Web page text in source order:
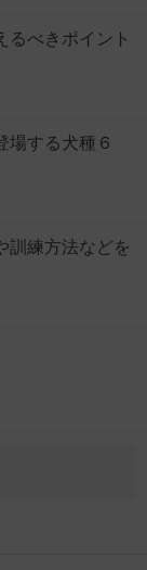
るべきポイント
場する犬種６
訓練方法などを